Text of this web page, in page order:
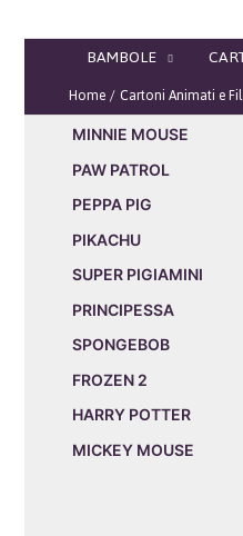
BAMBOLE
Home Cartoni Animati e
MINNIE MOUSE
PAW PATROL
PEPPA PIG
PIKACHU
SUPER PIGIAMINI
PRINCIPESSA
SPONGEBOB
FROZEN 2
HARRY POTTER
MICKEY MOUSE